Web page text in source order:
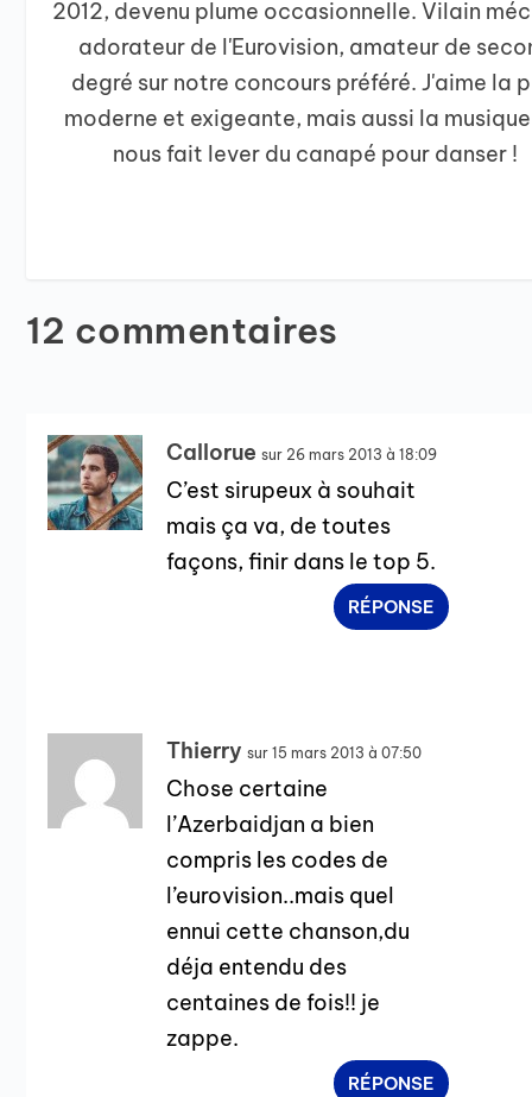
2012, devenu plume occasionnelle. Vilain
adorateur de l'Eurovision, amateur de
degré sur notre concours préféré. J'aime la
moderne et exigeante, mais aussi la
nous fait lever du canapé pour danser !
12 commentaires
Callorue sur 26 mars 2013 à 18:09
C’est sirupeux à souhait
mais ça va, de toutes
façons, finir dans le top 5.
RÉPONSE
Thierry sur 15 mars 2013 à 07:50
Chose certaine
l’Azerbaidjan a bien
compris les codes de
l’eurovision..mais quel
ennui cette chanson,du
déja entendu des
centaines de fois!! je
zappe.
RÉPONSE